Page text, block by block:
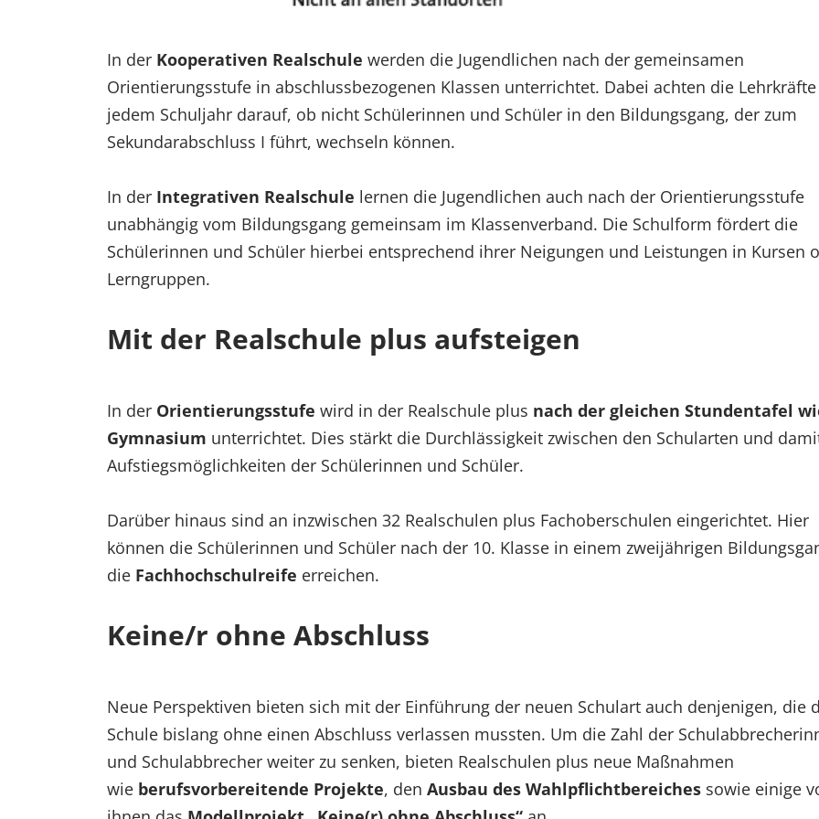
In der Kooperativen Realschule werden die Jugendlichen nach der gemeinsamen
Orientierungsstufe in abschlussbezogenen Klassen unterrichtet. Dabei achten die
jedem Schuljahr darauf, ob nicht Schülerinnen und Schüler in den Bildungsgang, der zum
Sekundarabschluss I führt, wechseln können.
In der Integrativen Realschule lernen die Jugendlichen auch nach der Orientierungsstufe
unabhängig vom Bildungsgang gemeinsam im Klassenverband. Die Schulform fördert die
Schülerinnen und Schüler hierbei entsprechend ihrer Neigungen und Leistungen in Kursen
Lerngruppen.
Mit der Realschule plus aufsteigen
In der Orientierungsstufe wird in der Realschule plus nach der gleichen Stundentafel
Gymnasium unterrichtet. Dies stärkt die Durchlässigkeit zwischen den Schularten und
Aufstiegsmöglichkeiten der Schülerinnen und Schüler.
Darüber hinaus sind an inzwischen 32 Realschulen plus Fachoberschulen eingerichtet. Hier
können die Schülerinnen und Schüler nach der 10. Klasse in einem zweijährigen
die Fachhochschulreife erreichen.
Keine/r ohne Abschluss
Neue Perspektiven bieten sich mit der Einführung der neuen Schulart auch denjenigen, die
Schule bislang ohne einen Abschluss verlassen mussten. Um die Zahl der
und Schulabbrecher weiter zu senken, bieten Realschulen plus neue Maßnahmen
wie berufsvorbereitende Projekte, den Ausbau des Wahlpflichtbereiches sowie einige